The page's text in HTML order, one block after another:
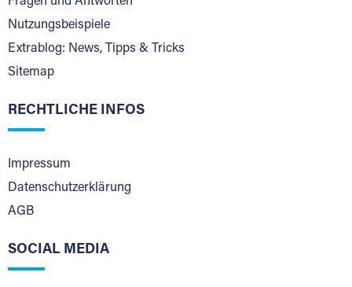
Nutzungsbeispiele
Extrablog: News, Tipps & Tricks
Sitemap
RECHTLICHE INFOS
Impressum
Datenschutzerklärung
AGB
SOCIAL MEDIA